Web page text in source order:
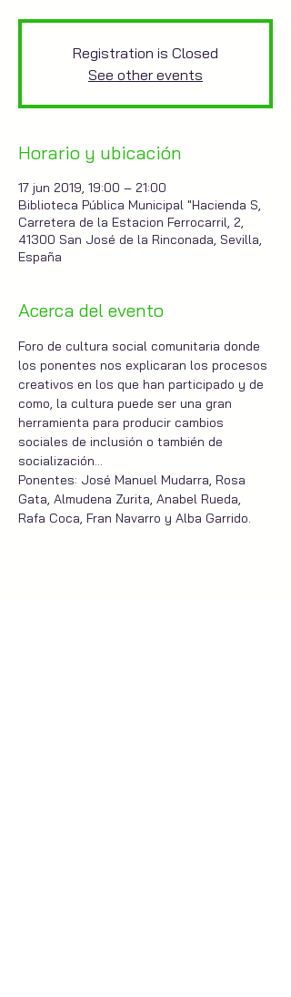
Registration is Closed
See other events
Horario y ubicación
17 jun 2019, 19:00 – 21:00
Biblioteca Pública Municipal "Hacienda S,
Carretera de la Estacion Ferrocarril, 2,
41300 San José de la Rinconada, Sevilla,
España
Acerca del evento
Foro de cultura social comunitaria donde
los ponentes nos explicaran los procesos
creativos en los que han participado y de
como, la cultura puede ser una gran
herramienta para producir cambios
sociales de inclusión o también de
socialización...
Ponentes: José Manuel Mudarra, Rosa
Gata, Almudena Zurita, Anabel Rueda,
Rafa Coca, Fran Navarro y Alba Garrido.